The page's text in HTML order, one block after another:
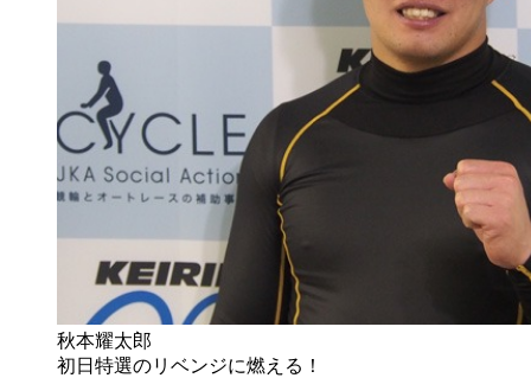
秋本耀太郎
初日特選のリベンジに燃える！